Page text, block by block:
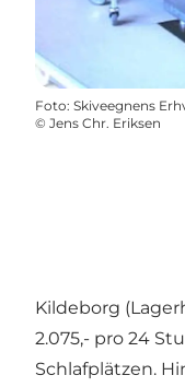
Foto: Skiveegnens
© Jens Chr. Eriksen
Kildeborg
2.075,- pro 24
Schlafplätzen.